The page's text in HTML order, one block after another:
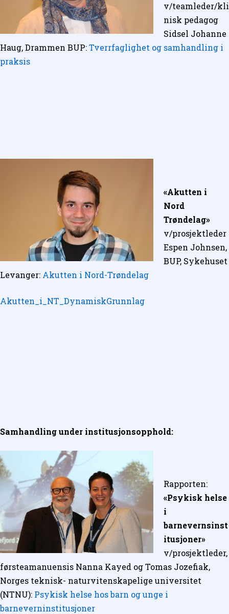
v/teamleder/kli
nisk pedagog
Sidsel Johanne
Haug, Drammen BUP:Tverrfaglighet og samhandling i
praksis
«Akutten i
Nord
Trøndelag»
v/prosjektleder
Espen Johnsen,
BUP, Sykehuset
Levanger: Akutten i Nord-Trøndelag
Akutten_i_NT_DynamiskGrunnlag
Samhandling under institusjonsopphold:
Rapporten:
«Psykisk helse
i
barnevernsinst
itusjoner»
v/prosjektleder,
førsteamanuensis Nanna Kayed og Tomas Jozefiak,
Norges teknisk- naturvitenskapelige universitet
(NTNU): Psykisk helse hos barn og unge i
barneverninstitusjoner